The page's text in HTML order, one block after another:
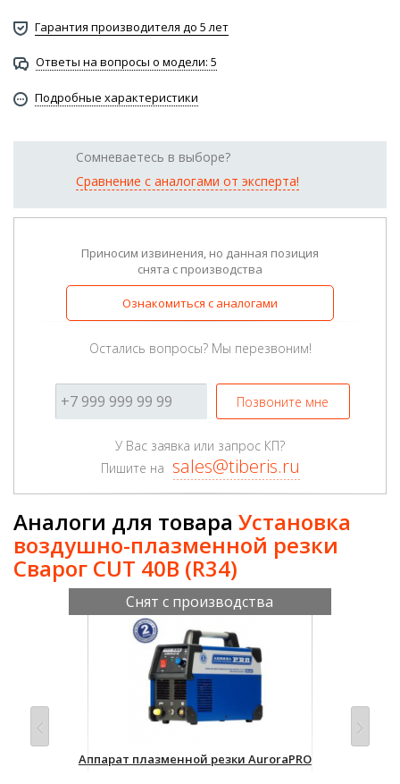
Гарантия производителя до 5 лет
Ответы на вопросы о модели: 5
Подробные характеристики
Сомневаетесь в выборе?
Сравнение с аналогами от эксперта!
Приносим извинения, но данная позиция
снята с производства
Ознакомиться с аналогами
Остались вопросы? Мы перезвоним!
Позвоните мне
У Вас заявка или запрос КП?
Пишите на sales@tiberis.ru
Аналоги для товара Установка
воздушно-плазменной резки
Сварог CUT 40B (R34)
Снят с производства
Аппарат плазменной резки AuroraPRO